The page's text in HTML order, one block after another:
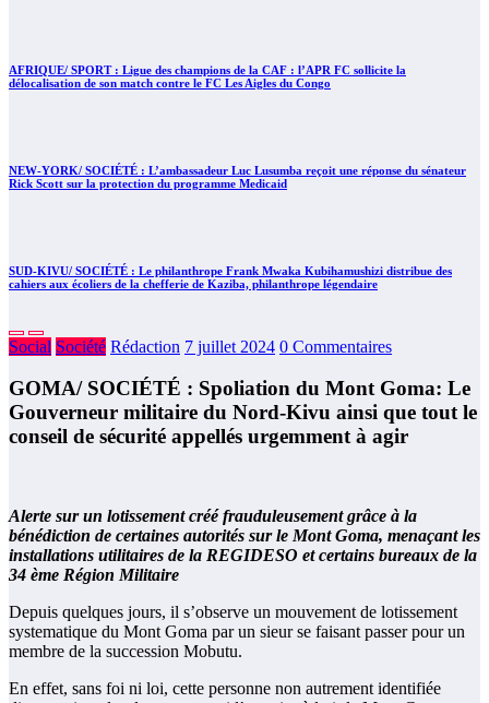
AFRIQUE/ SPORT : Ligue des champions de la CAF : l’APR FC sollicite la
délocalisation de son match contre le FC Les Aigles du Congo
NEW-YORK/ SOCIÉTÉ : L’ambassadeur Luc Lusumba reçoit une réponse du sénateur
Rick Scott sur la protection du programme Medicaid
SUD-KIVU/ SOCIÉTÉ : Le philanthrope Frank Mwaka Kubihamushizi distribue des
cahiers aux écoliers de la chefferie de Kaziba, philanthrope légendaire
Social Société Rédaction 7 juillet 2024 0 Commentaires
GOMA/ SOCIÉTÉ : Spoliation du Mont Goma: Le
Gouverneur militaire du Nord-Kivu ainsi que tout le
conseil de sécurité appellés urgemment à agir
Alerte sur un lotissement créé frauduleusement grâce à la
bénédiction de certaines autorités sur le Mont Goma, menaçant les
installations utilitaires de la REGIDESO et certains bureaux de la
34 ème Région Militaire
Depuis quelques jours, il s’observe un mouvement de lotissement
systematique du Mont Goma par un sieur se faisant passer pour un
membre de la succession Mobutu.
En effet, sans foi ni loi, cette personne non autrement identifiée